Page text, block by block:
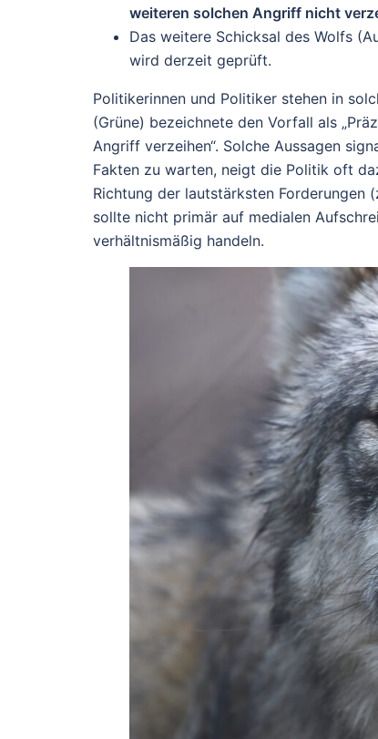
weiteren solchen Angriff nicht
Das weitere Schicksal des Wolfs
wird derzeit geprüft.
Politikerinnen und Politiker stehen in
(Grüne) bezeichnete den Vorfall als
Angriff verzeihen“. Solche Aussagen
Fakten zu warten, neigt die Politik oft
Richtung der lautstärksten Forderungen
sollte nicht primär auf medialen
verhältnismäßig handeln.